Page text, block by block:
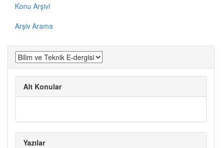
Konu Arşivi
Arşiv Arama
Alt Konular
Yazılar